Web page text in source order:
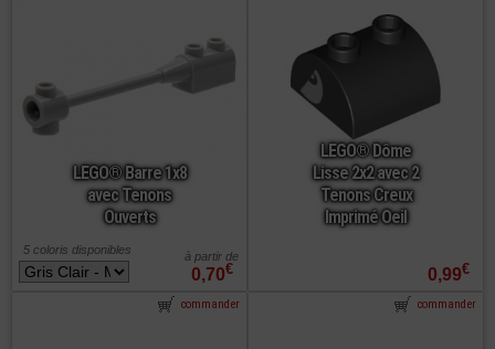
LEGO® Barre 1x8
avec Tenons
Ouverts
0,70€
à partir de
5 coloris disponibles
LEGO® Dôme
Lisse 2x2 avec 2
Tenons Creux
Imprimé Oeil
0,99€
commander commander